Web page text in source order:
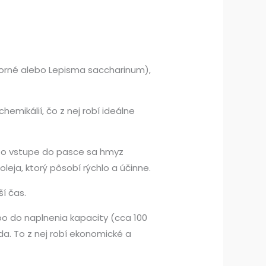
alebo Lepisma saccharinum),
čo z nej robí ideálne
vstupe do pasce sa hmyz
ktorý pôsobí rýchlo a účinne.
čas.
do naplnenia kapacity (cca 100
To z nej robí ekonomické a